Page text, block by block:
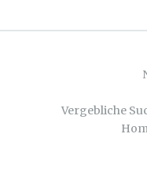
Vergebliche